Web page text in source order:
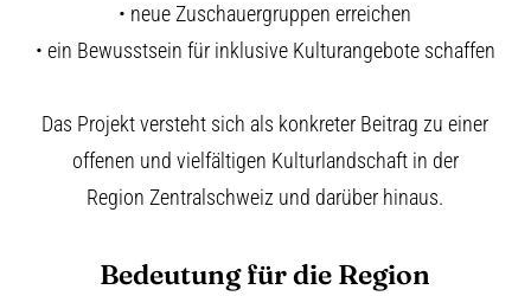
• neue Zuschauergruppen erreichen
• ein Bewusstsein für inklusive Kulturangebote schaffen
Das Projekt versteht sich als konkreter Beitrag zu einer
offenen und vielfältigen Kulturlandschaft in der
Region Zentralschweiz und darüber hinaus.
Bedeutung für die Region